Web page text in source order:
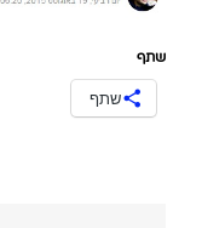
שתף
שתף